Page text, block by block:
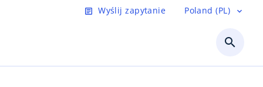
article Wyślij zapytanie Poland (PL) expand_more
search